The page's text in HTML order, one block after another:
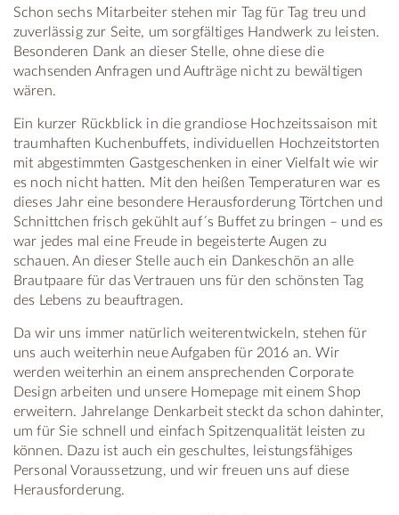
Schon sechs Mitarbeiter stehen mir Tag für Tag treu und
zuverlässig zur Seite, um sorgfältiges Handwerk zu leisten.
Besonderen Dank an dieser Stelle, ohne diese die
wachsenden Anfragen und Aufträge nicht zu bewältigen
wären.
Ein kurzer Rückblick in die grandiose Hochzeitssaison mit
traumhaften Kuchenbuffets, individuellen Hochzeitstorten
mit abgestimmten Gastgeschenken in einer Vielfalt wie wir
es noch nicht hatten. Mit den heißen Temperaturen war es
dieses Jahr eine besondere Herausforderung Törtchen und
Schnittchen frisch gekühlt auf´s Buffet zu bringen – und es
war jedes mal eine Freude in begeisterte Augen zu
schauen. An dieser Stelle auch ein Dankeschön an alle
Brautpaare für das Vertrauen uns für den schönsten Tag
des Lebens zu beauftragen.
Da wir uns immer natürlich weiterentwickeln, stehen für
uns auch weiterhin neue Aufgaben für 2016 an. Wir
werden weiterhin an einem ansprechenden Corporate
Design arbeiten und unsere Homepage mit einem Shop
erweitern. Jahrelange Denkarbeit steckt da schon dahinter,
um für Sie schnell und einfach Spitzenqualität leisten zu
können. Dazu ist auch ein geschultes, leistungsfähiges
Personal Voraussetzung, und wir freuen uns auf diese
Herausforderung.